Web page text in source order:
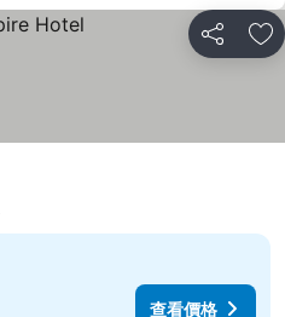
分享 放
查看價格